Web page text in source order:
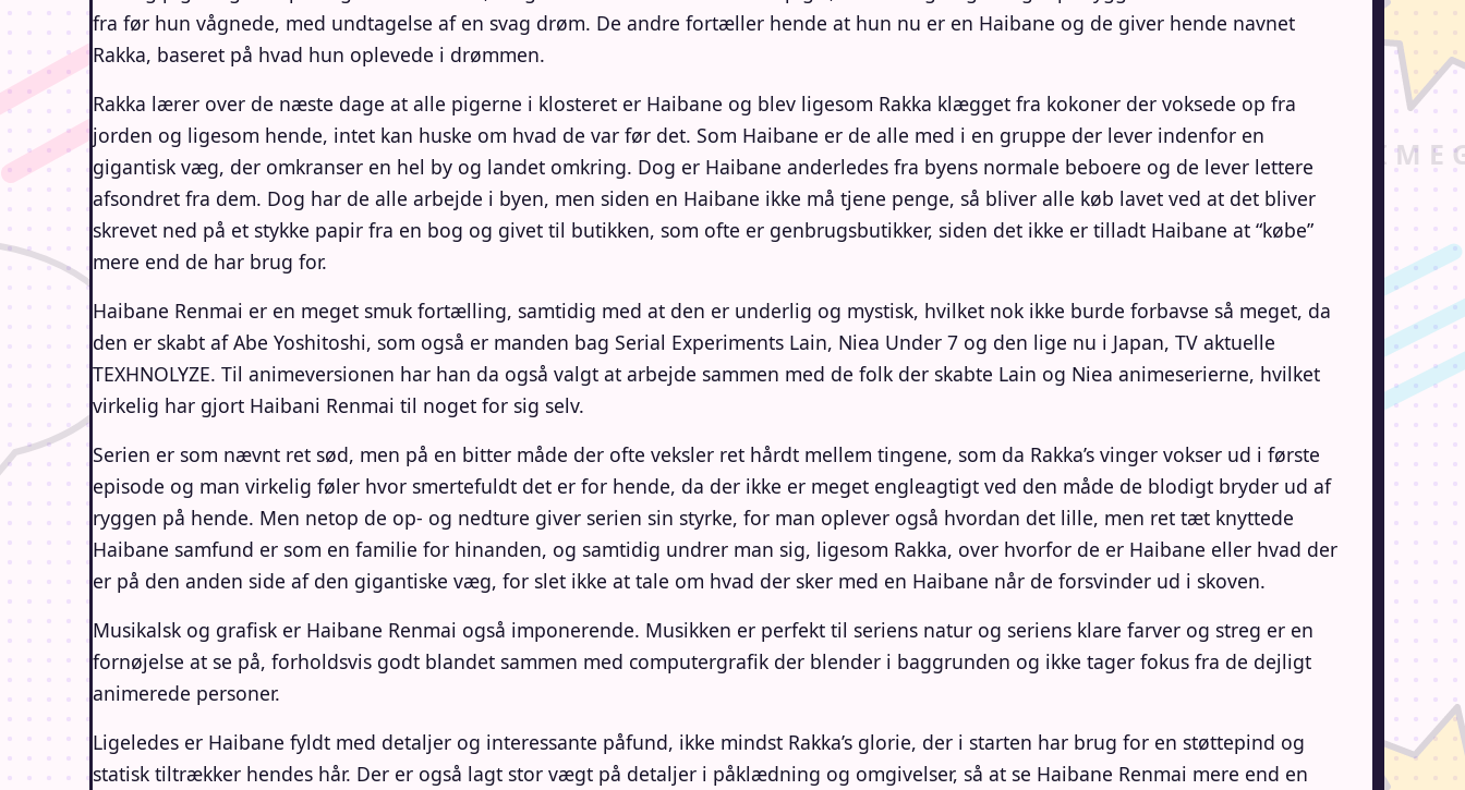
fra før hun vågnede, med undtagelse af en svag drøm. De andre fortæller hende at hun nu er en Haibane og de giver hende navnet
Rakka, baseret på hvad hun oplevede i drømmen.
Rakka lærer over de næste dage at alle pigerne i klosteret er Haibane og blev ligesom Rakka klægget fra kokoner der voksede op fra
jorden og ligesom hende, intet kan huske om hvad de var før det. Som Haibane er de alle med i en gruppe der lever indenfor en
gigantisk væg, der omkranser en hel by og landet omkring. Dog er Haibane anderledes fra byens normale beboere og de lever lettere
afsondret fra dem. Dog har de alle arbejde i byen, men siden en Haibane ikke må tjene penge, så bliver alle køb lavet ved at det bliver
skrevet ned på et stykke papir fra en bog og givet til butikken, som ofte er genbrugsbutikker, siden det ikke er tilladt Haibane at “købe”
mere end de har brug for.
Haibane Renmai er en meget smuk fortælling, samtidig med at den er underlig og mystisk, hvilket nok ikke burde forbavse så meget, da
den er skabt af Abe Yoshitoshi, som også er manden bag Serial Experiments Lain, Niea Under 7 og den lige nu i Japan, TV aktuelle
TEXHNOLYZE. Til animeversionen har han da også valgt at arbejde sammen med de folk der skabte Lain og Niea animeserierne, hvilket
virkelig har gjort Haibani Renmai til noget for sig selv.
Serien er som nævnt ret sød, men på en bitter måde der ofte veksler ret hårdt mellem tingene, som da Rakka’s vinger vokser ud i første
episode og man virkelig føler hvor smertefuldt det er for hende, da der ikke er meget engleagtigt ved den måde de blodigt bryder ud af
ryggen på hende. Men netop de op- og nedture giver serien sin styrke, for man oplever også hvordan det lille, men ret tæt knyttede
Haibane samfund er som en familie for hinanden, og samtidig undrer man sig, ligesom Rakka, over hvorfor de er Haibane eller hvad der
er på den anden side af den gigantiske væg, for slet ikke at tale om hvad der sker med en Haibane når de forsvinder ud i skoven.
Musikalsk og grafisk er Haibane Renmai også imponerende. Musikken er perfekt til seriens natur og seriens klare farver og streg er en
fornøjelse at se på, forholdsvis godt blandet sammen med computergrafik der blender i baggrunden og ikke tager fokus fra de dejligt
animerede personer.
Ligeledes er Haibane fyldt med detaljer og interessante påfund, ikke mindst Rakka’s glorie, der i starten har brug for en støttepind og
statisk tiltrækker hendes hår. Der er også lagt stor vægt på detaljer i påklædning og omgivelser, så at se Haibane Renmai mere end en